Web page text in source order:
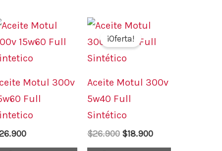
Motul 300v
Full
¡Oferta!
Aceite Motul 300v
5w40 Full
Sintético
$26.900
El
precio
original
era:
$18.900
actual